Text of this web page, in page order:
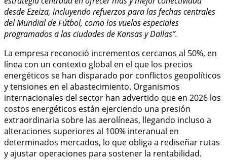
desde Ezeiza, incluyendo refuerzos para las fechas centrales
del Mundial de Fútbol, como los vuelos especiales
programados a las ciudades de Kansas y Dallas”.
La empresa reconoció incrementos cercanos al 50%, en
línea con un contexto global en el que los precios
energéticos se han disparado por conflictos geopolíticos
y tensiones en el abastecimiento. Organismos
internacionales del sector han advertido que en 2026 los
costos energéticos están ejerciendo una presión
extraordinaria sobre las aerolíneas, llegando incluso a
alteraciones superiores al 100% interanual en
determinados mercados, lo que obliga a rediseñar rutas
y ajustar operaciones para sostener la rentabilidad.